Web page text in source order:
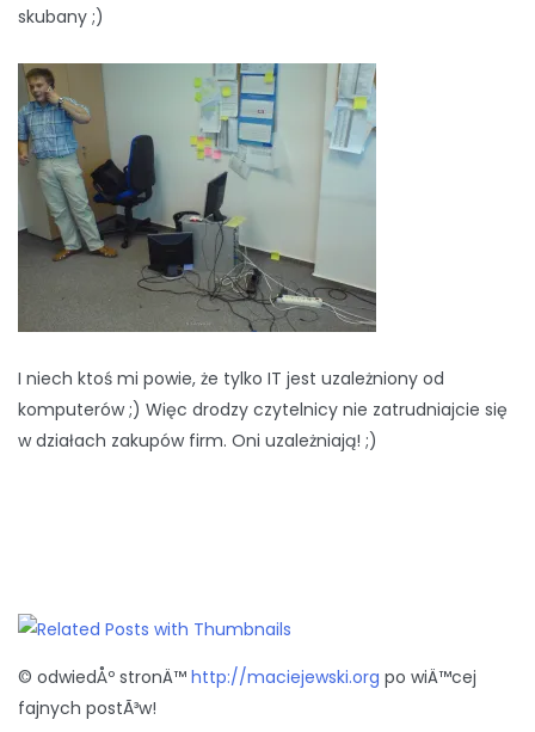
skubany ;)
I niech ktoś mi powie, że tylko IT jest uzależniony od
komputerów ;) Więc drodzy czytelnicy nie zatrudniajcie się
w działach zakupów firm. Oni uzależniają! ;)
© odwiedÅº stronÄ™ http://maciejewski.org po wiÄ™cej
fajnych postÃ³w!